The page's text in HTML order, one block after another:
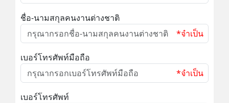
ชื่อ-นามสกุลคนงานต่างชาติ
*จำเป็น
เบอร์โทรศัพท์มือถือ
*จำเป็น
เบอร์โทรศัพท์